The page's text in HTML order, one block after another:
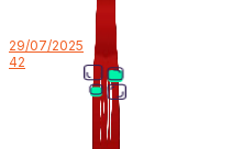
29/07/2025
42